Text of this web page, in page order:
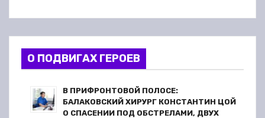
О ПОДВИГАХ ГЕРОЕВ
В ПРИФРОНТОВОЙ ПОЛОСЕ:
БАЛАКОВСКИЙ ХИРУРГ КОНСТАНТИН ЦОЙ
О СПАСЕНИИ ПОД ОБСТРЕЛАМИ, ДВУХ